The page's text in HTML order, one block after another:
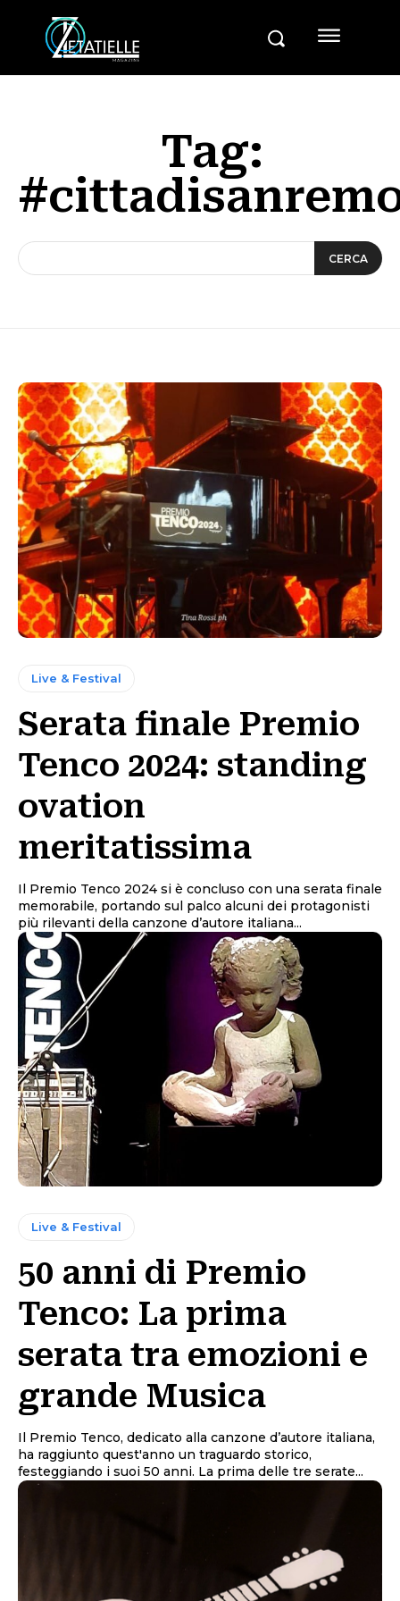
Tag:
CERCA
Live & Festival
Serata finale Premio
Tenco 2024: standing
ovation
meritatissima
Il Premio Tenco 2024 si è concluso con una serata finale
memorabile, portando sul palco alcuni dei protagonisti
più rilevanti della canzone d’autore italiana...
Live & Festival
50 anni di Premio
Tenco: La prima
serata tra emozioni e
grande Musica
Il Premio Tenco, dedicato alla canzone d’autore italiana,
ha raggiunto quest'anno un traguardo storico,
festeggiando i suoi 50 anni. La prima delle tre serate...